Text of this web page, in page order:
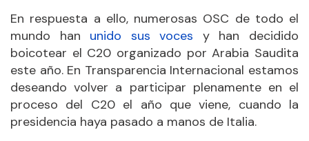
En respuesta a ello, numerosas OSC de todo el
mundo han unido sus voces y han decidido
boicotear el C20 organizado por Arabia Saudita
este año. En Transparencia Internacional estamos
deseando volver a participar plenamente en el
proceso del C20 el año que viene, cuando la
presidencia haya pasado a manos de Italia.